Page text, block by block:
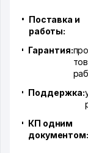
Поставка и
работы:
Гарантия:
Поддержка:
КП одним